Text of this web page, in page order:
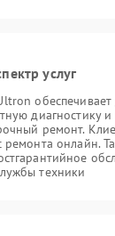
услуг
обеспечивает
диагностику
ремонт.
ремонта онлайн.
техники